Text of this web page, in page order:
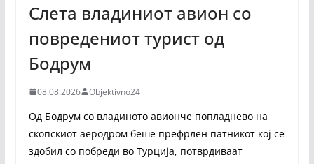
Слета владиниот авион со
повредениот турист од
Бодрум
08.08.2026 Objektivno24
Од Бодрум со владиното авионче попладнево на
скопскиот аеродром беше префрлен патникот кој се
здобил со побреди во Турција, потврдиваат